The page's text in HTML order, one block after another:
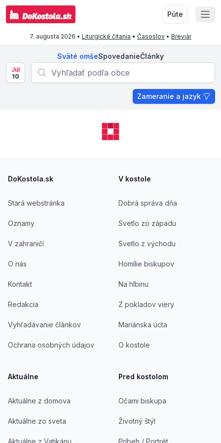
Púte
7. augusta 2026 • Liturgické čítania • Časoslov • Breviár
Sväté omšeSpovedanieČlánky
Júl
10
Zameranie a jazyk
DoKostola.sk
Stará webstránka
Oznamy
V zahraničí
O nás
Kontakt
Redakcia
Vyhľadávanie článkov
Ochrana osobných údajov
Aktuálne
Aktuálne z domova
Aktuálne zo sveta
Aktuálne z Vatikánu
V kostole
Dobrá správa dňa
Svetlo zo západu
Svetlo z východu
Homílie biskupov
Na hlbinu
Z pokladov viery
Mariánska úcta
O kostole
Pred kostolom
Očami biskupa
Životný štýl
Príbeh / Portrét